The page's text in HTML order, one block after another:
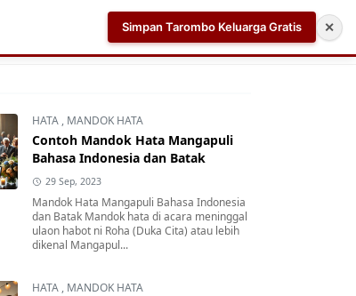
Aplikasi AI Teleprompter dan Pembuat Skrip Video
HATA , MANDOK HATA
Contoh Mandok Hata Mangapuli
Bahasa Indonesia dan Batak
29 Sep, 2023
Mandok Hata Mangapuli Bahasa Indonesia
dan Batak Mandok hata di acara meninggal
ulaon habot ni Roha (Duka Cita) atau lebih
dikenal Mangapul...
HATA , MANDOK HATA
Simpan Tarombo Keluarga Gratis ✕